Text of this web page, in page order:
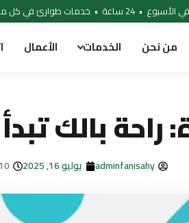
من نحن الخدمات الأعمال
بالك
adminfanisahy يوليو 16, 2025